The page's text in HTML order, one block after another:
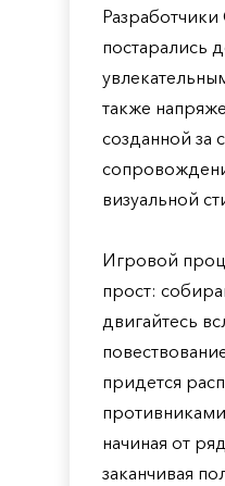
Разработчики
постарались
также
созданной за
визуальной
Игровой
прост:
двигайтесь
придется
начиная от
заканчивая